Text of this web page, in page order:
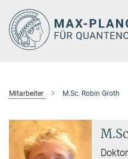
Hauptinhalt
Mitarbeiter M.Sc. Robin Groth